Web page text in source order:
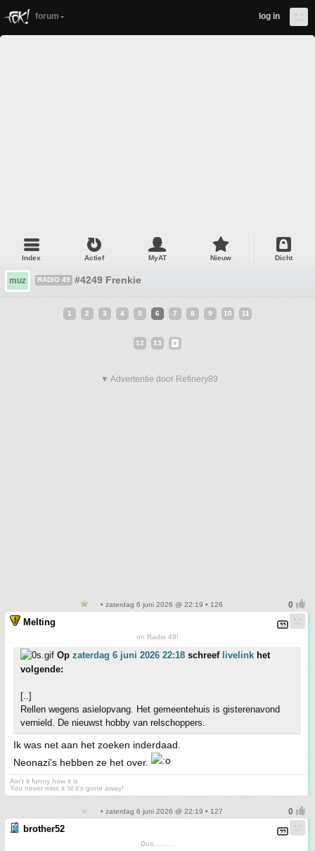
forum log in
Index Actief MyAT Nieuw Dicht
muz RADIO 49 #4249 Frenkie
1 2 3 4 5 6 7 8 9 10 11
12 13
▼ Advertentie door Refinery89
• zaterdag 6 juni 2026 @ 22:19 • 126
Melting
on Radio 49!
Op zaterdag 6 juni 2026 22:18 schreef livelink het
volgende:
[..]
Rellen wegens asielopvang. Het gemeentehuis is gisterenavond
vernield. De nieuwst hobby van relschoppers.
Ik was net aan het zoeken inderdaad.
Neonazi's hebben ze het over.
Ain't it funny how it is
You never miss it 'til it's gone away!
• zaterdag 6 juni 2026 @ 22:19 • 127
brother52
Dus..........